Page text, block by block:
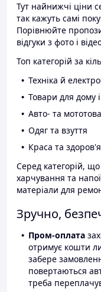
Тут найнижчі ціни
так кажуть самі
Порівнюйте
відгуки з фото і
Топ категорій за
Техніка й
Товари для дому
Авто- та
Одяг та взуття
Краса та здоров'я
Серед категорій,
харчування та
матеріали для
Зручно,
Пром-оплата
отримує кошти
забере
повертаються
треба